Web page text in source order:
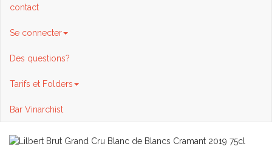
contact
Se connecter
Des questions?
Tarifs et Folders
Bar Vinarchist